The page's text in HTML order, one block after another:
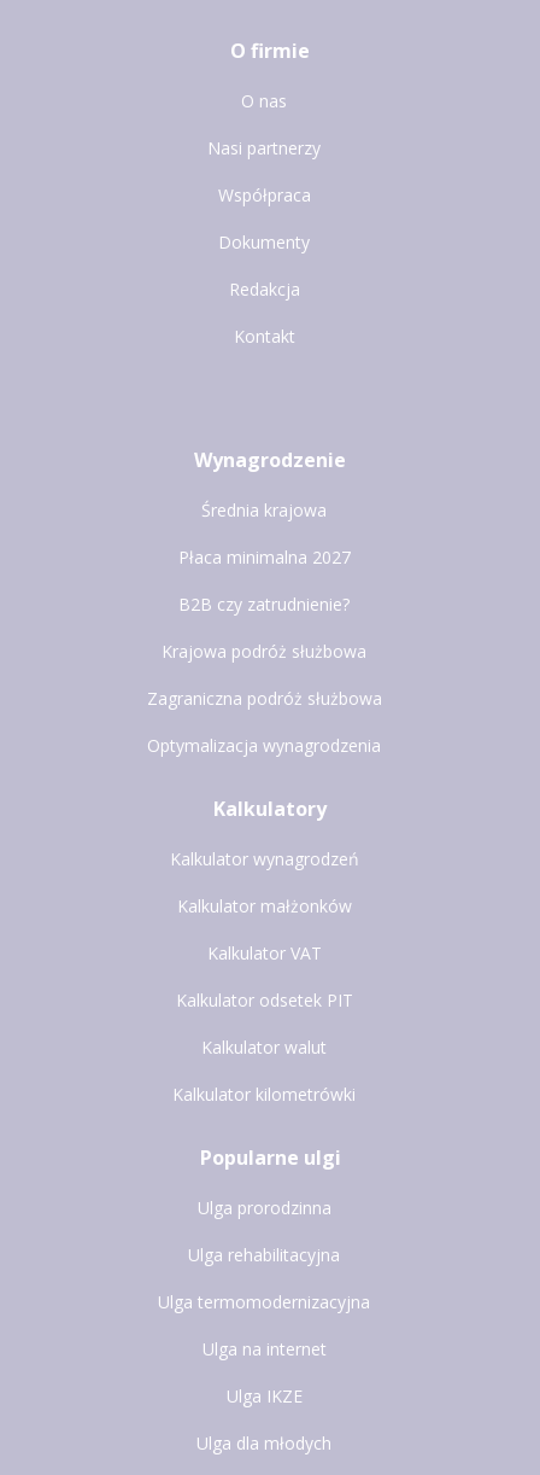
O firmie
O nas
Nasi partnerzy
Współpraca
Dokumenty
Redakcja
Kontakt
Wynagrodzenie
Średnia krajowa
Płaca minimalna 2027
B2B czy zatrudnienie?
Krajowa podróż służbowa
Zagraniczna podróż służbowa
Optymalizacja wynagrodzenia
Kalkulatory
Kalkulator wynagrodzeń
Kalkulator małżonków
Kalkulator VAT
Kalkulator odsetek PIT
Kalkulator walut
Kalkulator kilometrówki
Popularne ulgi
Ulga prorodzinna
Ulga rehabilitacyjna
Ulga termomodernizacyjna
Ulga na internet
Ulga IKZE
Ulga dla młodych